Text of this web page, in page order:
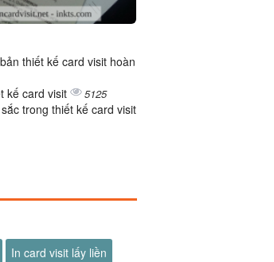
thiết kế card visit hoàn
kế card visit 5125
trong thiết kế card visit
In card visit lấy liền